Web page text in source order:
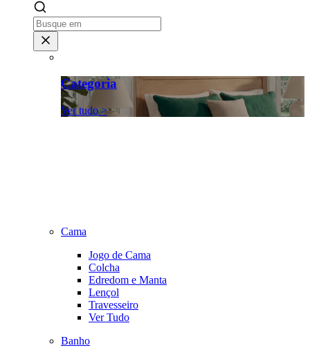
Categoria
Ver tudo >
Cama
Jogo de Cama
Colcha
Edredom e Manta
Lençol
Travesseiro
Ver Tudo
Banho